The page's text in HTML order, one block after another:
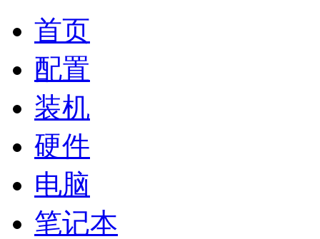
首页
配置
装机
硬件
电脑
笔记本